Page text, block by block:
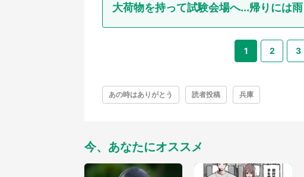
大荷物を持って試験会場へ...帰りには雨
1 2 3
あの時はありがとう 読者投稿 兵庫
今、あなたにオススメ